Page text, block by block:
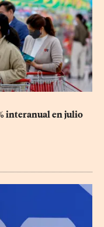
interanual en julio